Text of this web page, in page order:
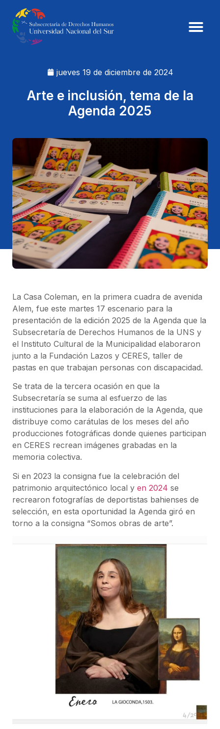
jueves 19 de diciembre de 2024
Arte e inclusión, tema de la
Agenda 2025
La Casa Coleman, en la primera cuadra de avenida
Alem, fue este martes 17 escenario para la
presentación de la edición 2025 de la Agenda que la
Subsecretaría de Derechos Humanos de la UNS y
el Instituto Cultural de la Municipalidad elaboraron
junto a la Fundación Lazos y CERES, taller de
pastas en que trabajan personas con discapacidad.
Se trata de la tercera ocasión en que la
Subsecretaría se suma al esfuerzo de las
instituciones para la elaboración de la Agenda, que
distribuye como carátulas de los meses del año
producciones fotográficas donde quienes participan
en CERES recrean imágenes grabadas en la
memoria colectiva.
Si en 2023 la consigna fue la celebración del
patrimonio arquitectónico local y en 2024 se
recrearon fotografías de deportistas bahienses de
selección, en esta oportunidad la Agenda giró en
torno a la consigna “Somos obras de arte”.